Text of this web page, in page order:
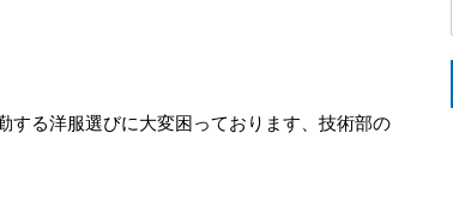
する洋服選びに大変困っております、技術部の